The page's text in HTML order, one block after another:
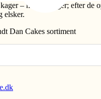
kager – mange kager; efter de
elsker.
Dan Cakes sortiment